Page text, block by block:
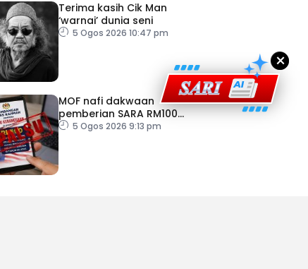
Terima kasih Cik Man
‘warnai’ dunia seni
5 Ogos 2026 10:47 pm
MOF nafi dakwaan
pemberian SARA RM100
sempena Hari Kebangsaan
5 Ogos 2026 9:13 pm
×